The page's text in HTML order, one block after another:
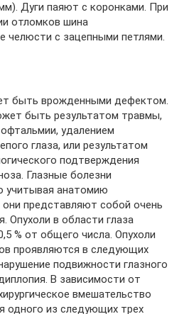
Дуги паяют с коронками. При
отломков шина
челюсти с зацепными петлями.
быть врожденными дефектом.
быть результатом травмы,
удалением
глаза, или результатом
подтверждения
Глазные болезни
учитывая анатомию
представляют собой очень
Опухоли в области глаза
% от общего числа. Опухоли
проявляются в следующих
подвижности глазного
В зависимости от
вмешательство
одного из следующих трех